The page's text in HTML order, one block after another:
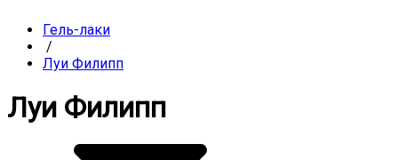
Гель-лаки
/
Луи Филипп
Луи Филипп